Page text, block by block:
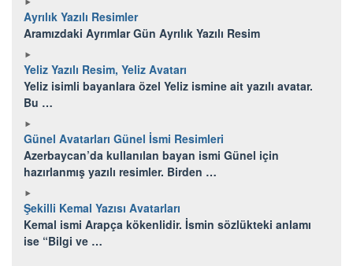
Ayrılık Yazılı Resimler
Aramızdaki Ayrımlar Gün Ayrılık Yazılı Resim
Yeliz Yazılı Resim, Yeliz Avatarı
Yeliz isimli bayanlara özel Yeliz ismine ait yazılı avatar.
Bu …
Günel Avatarları Günel İsmi Resimleri
Azerbaycan’da kullanılan bayan ismi Günel için
hazırlanmış yazılı resimler. Birden …
Şekilli Kemal Yazısı Avatarları
Kemal ismi Arapça kökenlidir. İsmin sözlükteki anlamı
ise “Bilgi ve …